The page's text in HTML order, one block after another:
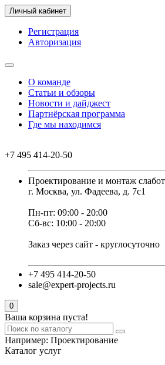
Личный кабинет
Регистрация
Авторизация
О команде
Статьи и обзоры
Новости и дайджест
Партнёрская программа
Где мы находимся
+7 495 414-20-50
Проектирование и монтаж
г. Москва, ул. Фадеева, д. 7с1
Пн-пт: 09:00 - 20:00
Сб-вс: 10:00 - 20:00
Заказ через сайт - круглосуточно
+7 495 414-20-50
sale@expert-projects.ru
0
Ваша корзина пуста!
Например: Проектирование
Каталог услуг